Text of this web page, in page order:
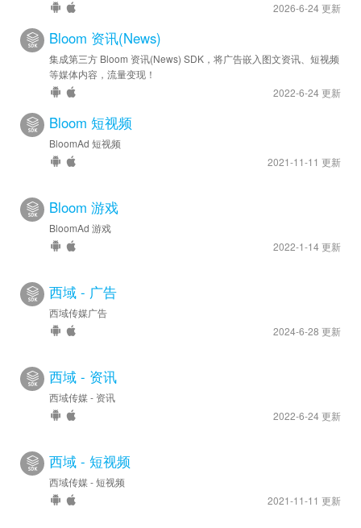
2026-6-24 更新
Bloom 资讯(News)
集成第三方 Bloom 资讯(News) SDK，将广告嵌入图文资讯、短视频
等媒体内容，流量变现！
2022-6-24 更新
Bloom 短视频
BloomAd 短视频
2021-11-11 更新
Bloom 游戏
BloomAd 游戏
2022-1-14 更新
西域 - 广告
西域传媒广告
2024-6-28 更新
西域 - 资讯
西域传媒 - 资讯
2022-6-24 更新
西域 - 短视频
西域传媒 - 短视频
2021-11-11 更新